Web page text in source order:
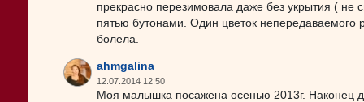
прекрасно перезимовала даже без укрытия ( не
пятью бутонами. Один цветок непередаваемого
болела.
ahmgalina
12.07.2014 12:50
Моя малышка посажена осенью 2013г. Наконец